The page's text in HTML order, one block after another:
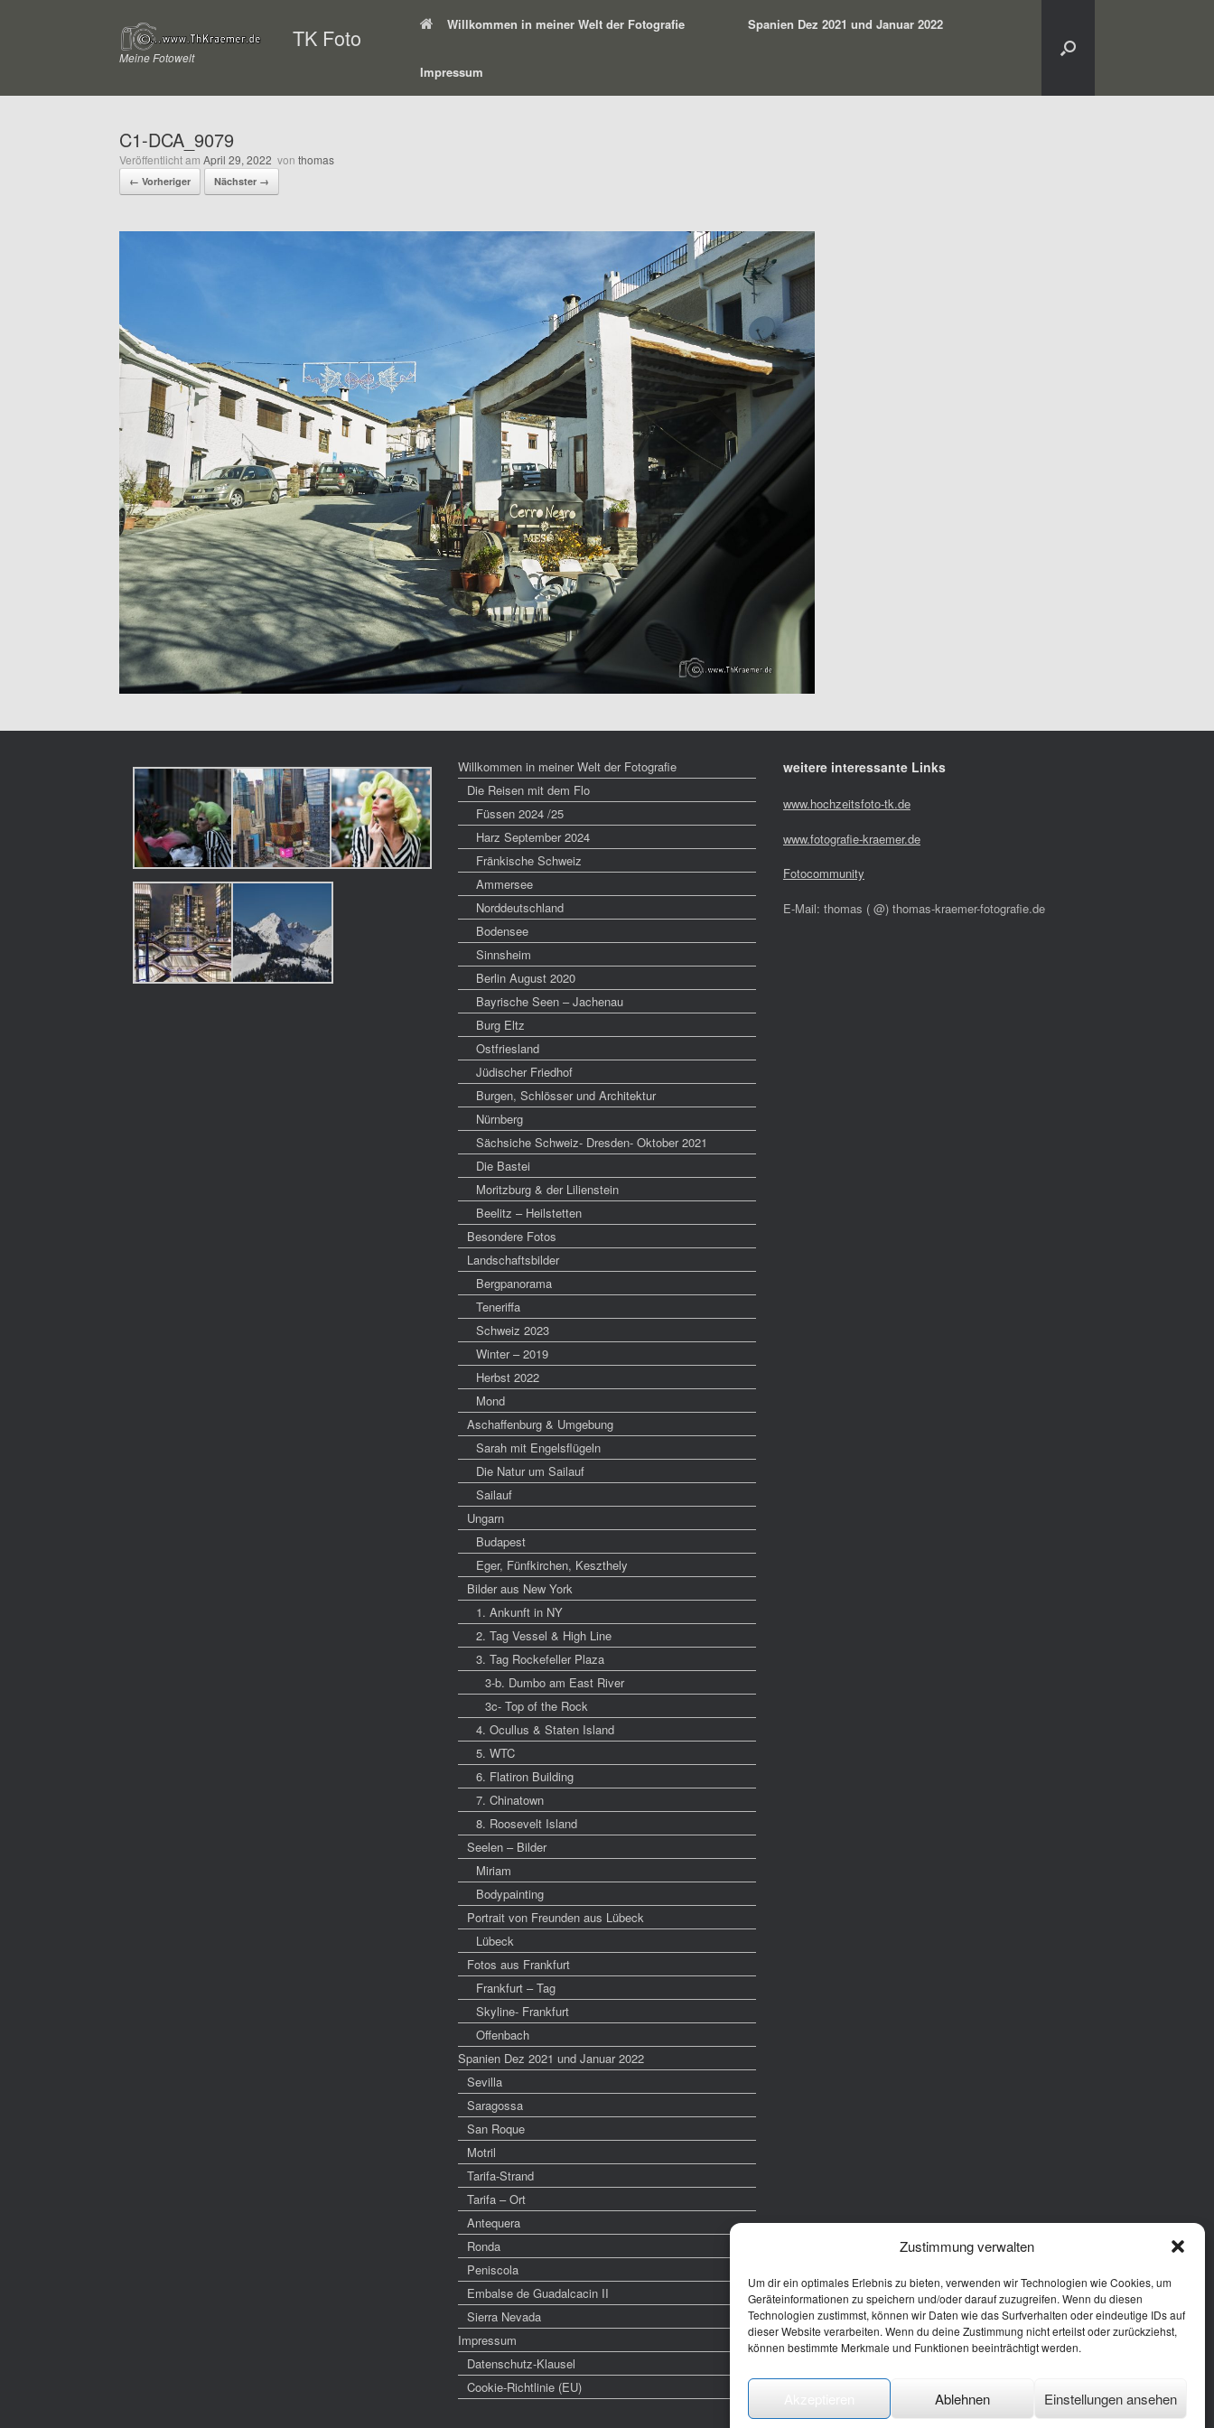
Zustimmung verwalten
Um dir ein optimales Erlebnis zu bieten, verwenden wir Technologien wie Cookies, um
Geräteinformationen zu speichern und/oder darauf zuzugreifen. Wenn du diesen
Technologien zustimmst, können wir Daten wie das Surfverhalten oder eindeutige IDs auf
dieser Website verarbeiten. Wenn du deine Zustimmung nicht erteilst oder zurückziehst,
können bestimmte Merkmale und Funktionen beeinträchtigt werden.
Ablehnen Einstellungen ansehen
TK Foto
Meine Fotowelt
Willkommen in meiner Welt der Fotografie Spanien Dez 2021 und Januar 2022
Impressum
C1-DCA_9079
Veröffentlicht am April 29, 2022 von thomas
← Vorheriger Nächster →
Willkommen in meiner Welt der Fotografie
Die Reisen mit dem Flo
Füssen 2024 /25
Harz September 2024
Fränkische Schweiz
Ammersee
Norddeutschland
Bodensee
Sinnsheim
Berlin August 2020
Bayrische Seen – Jachenau
Burg Eltz
Ostfriesland
Jüdischer Friedhof
Burgen, Schlösser und Architektur
Nürnberg
Sächsiche Schweiz- Dresden- Oktober 2021
Die Bastei
Moritzburg & der Lilienstein
Beelitz – Heilstetten
Besondere Fotos
Landschaftsbilder
Bergpanorama
Teneriffa
Schweiz 2023
Winter – 2019
Herbst 2022
Mond
Aschaffenburg & Umgebung
Sarah mit Engelsflügeln
Die Natur um Sailauf
Sailauf
Ungarn
Budapest
Eger, Fünfkirchen, Keszthely
Bilder aus New York
1. Ankunft in NY
2. Tag Vessel & High Line
3. Tag Rockefeller Plaza
3-b. Dumbo am East River
3c- Top of the Rock
4. Ocullus & Staten Island
5. WTC
6. Flatiron Building
7. Chinatown
8. Roosevelt Island
Seelen – Bilder
Miriam
Bodypainting
Portrait von Freunden aus Lübeck
Lübeck
Fotos aus Frankfurt
Frankfurt – Tag
Skyline- Frankfurt
Offenbach
Spanien Dez 2021 und Januar 2022
Sevilla
Saragossa
San Roque
Motril
Tarifa-Strand
Tarifa – Ort
Antequera
Ronda
Peniscola
Embalse de Guadalcacin II
Sierra Nevada
Impressum
Datenschutz-Klausel
Cookie-Richtlinie (EU)
weitere interessante Links
www.hochzeitsfoto-tk.de
www.fotografie-kraemer.de
Fotocommunity
E-Mail: thomas ( @) thomas-kraemer-fotografie.de